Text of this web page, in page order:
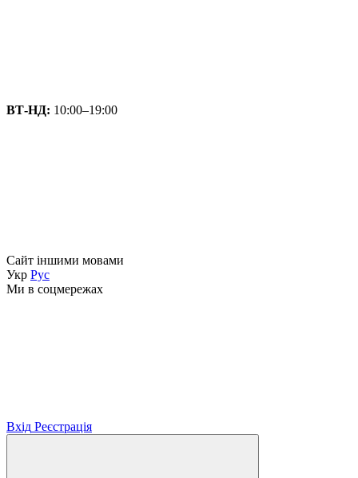
ВТ-НД: 10:00–19:00
Сайт іншими мовами
Укр Рус
Ми в соцмережах
Вхід Реєстрація